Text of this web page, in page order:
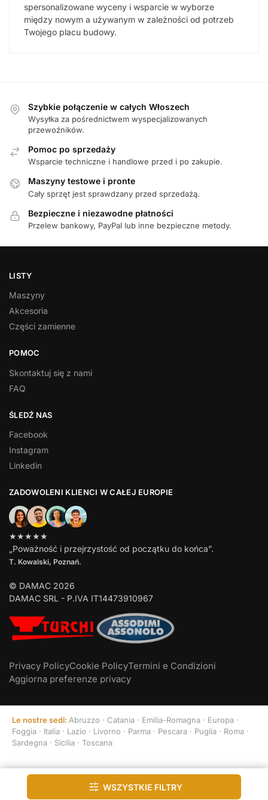
Wszystkie filtry
spersonalizowane wyceny i wsparcie w wyborze
między nowym a używanym w zależności od potrzeb
Twojego placu budowy.
Szybkie połączenie w całych Włoszech
Wysyłka za pośrednictwem wyspecjalizowanych
przewoźników.
Pomoc po sprzedaży
Wsparcie techniczne i handlowe przed i po zakupie.
Maszyny testowe i pronte
Cały sprzęt jest sprawdzany przed sprzedażą.
Bezpieczne i niezawodne płatności
Przelew bankowy, PayPal lub inne bezpieczne metody.
LISTY
Maszyny
Akcesoria
Części zamienne
POMOC
Skontaktuj się z nami
FAQ
ŚLEDŹ NAS
Facebook
Instagram
Linkedin
ZADOWOLENI KLIENCI W CAŁEJ EUROPIE
★★★★★
„Poważność i przejrzystość od początku do końca”.
T. Kowalski, Poznań.
© DAMAC 2026
DAMAC SRL - P.IVA IT14473910967
Privacy PolicyCookie PolicyTermini e Condizioni
Aggiorna preferenze privacy
Le nostre sedi: Abruzzo · Catania · Emilia-Romagna · Europa ·
Foggia · Italia · Lazio · Livorno · Parma · Pescara · Puglia · Roma ·
Sardegna · Sicilia · Toscana